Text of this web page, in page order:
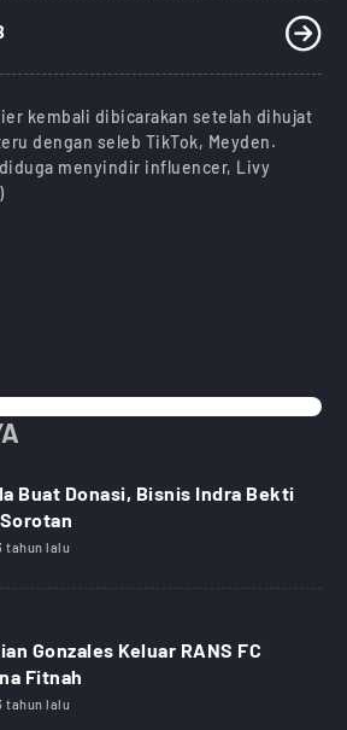
kembali dibicarakan setelah dihujat
dengan seleb TikTok, Meyden.
menyindir influencer, Livy
Buat Donasi, Bisnis Indra Bekti
tahun lalu
Gonzales Keluar RANS FC
Fitnah
tahun lalu